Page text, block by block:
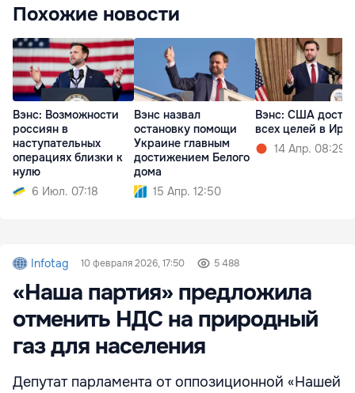
Похожие новости
Вэнс: Возможности
россиян в
наступательных
операциях близки к
нулю
6 Июл. 07:18
Вэнс назвал
остановку помощи
Украине главным
достижением Белого
дома
15 Апр. 12:50
Вэнс: США
всех целей в
14 Апр. 08:29
Infotag 10 февраля 2026, 17:50 5 488
«Наша партия» предложила
отменить НДС на природный
газ для населения
Депутат парламента от оппозиционной «Нашей